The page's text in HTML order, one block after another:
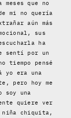
que no
mi no quería
aún más
sus
ha
sentí por un
tiempo pensé
yo era una
pero hoy me
soy una
quiere ver
niña chiquita,